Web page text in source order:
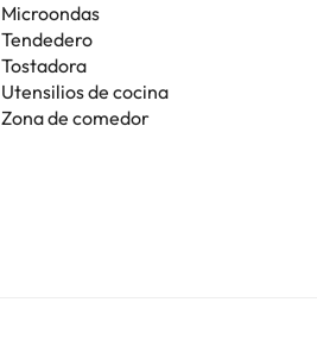
Microondas
Tendedero
Tostadora
Utensilios de cocina
Zona de comedor